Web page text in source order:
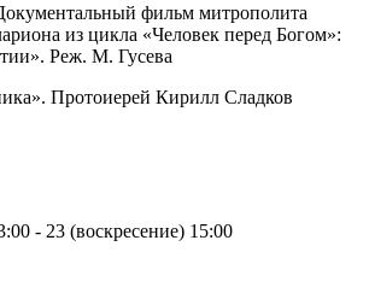
фильм митрополита
из цикла «Человек перед Богом»:
Реж. М. Гусева
Протоиерей Кирилл Сладков
- 23 (воскресение) 15:00